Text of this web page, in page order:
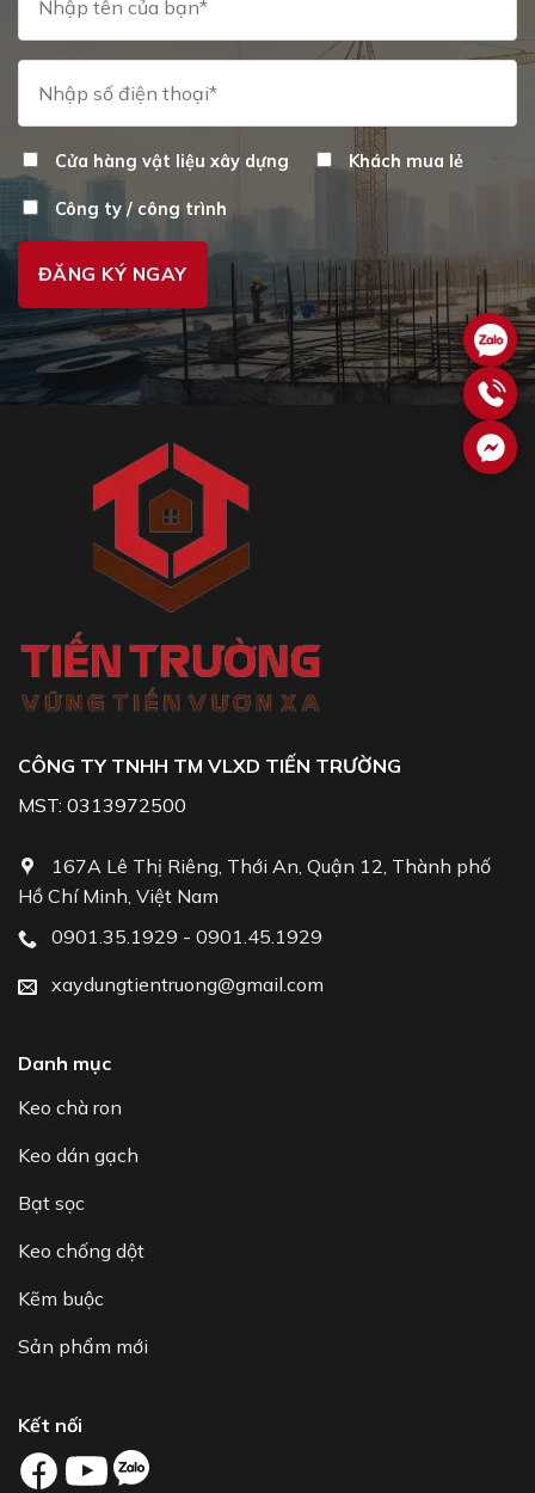
Cửa hàng vật liệu xây dựng Khách mua lẻ
Công ty / công trình
CÔNG TY TNHH TM VLXD TIẾN TRƯỜNG
MST: 0313972500
167A Lê Thị Riêng, Thới An, Quận 12, Thành phố
Hồ Chí Minh, Việt Nam
0901.35.1929 - 0901.45.1929
xaydungtientruong@gmail.com
Danh mục
Keo chà ron
Keo dán gạch
Bạt sọc
Keo chống dột
Kẽm buộc
Sản phẩm mới
Kết nối